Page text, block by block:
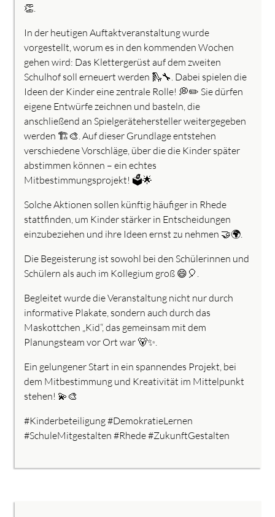
👏.
In der heutigen Auftaktveranstaltung wurde
vorgestellt, worum es in den kommenden Wochen
gehen wird: Das Klettergerüst auf dem zweiten
Schulhof soll erneuert werden 🛝🔧. Dabei spielen die
Ideen der Kinder eine zentrale Rolle! 💭✏️ Sie dürfen
eigene Entwürfe zeichnen und basteln, die
anschließend an Spielgerätehersteller weitergegeben
werden 🏗️🎨. Auf dieser Grundlage entstehen
verschiedene Vorschläge, über die die Kinder später
abstimmen können – ein echtes
Mitbestimmungsprojekt! 🗳️🌟
Solche Aktionen sollen künftig häufiger in Rhede
stattfinden, um Kinder stärker in Entscheidungen
einzubeziehen und ihre Ideen ernst zu nehmen 🤝🌍.
Die Begeisterung ist sowohl bei den Schülerinnen und
Schülern als auch im Kollegium groß 😄🎈.
Begleitet wurde die Veranstaltung nicht nur durch
informative Plakate, sondern auch durch das
Maskottchen „Kid“, das gemeinsam mit dem
Planungsteam vor Ort war 🐻✨.
Ein gelungener Start in ein spannendes Projekt, bei
dem Mitbestimmung und Kreativität im Mittelpunkt
stehen! 💫🎨
#Kinderbeteiligung #DemokratieLernen
#SchuleMitgestalten #Rhede #ZukunftGestalten